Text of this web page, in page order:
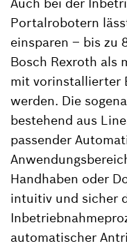
Portalrobotern
einsparen – bis zu
Bosch Rexroth als
mit vorinstallierter
werden. Die
bestehend aus
passender
Handhaben oder
intuitiv und sicher
automatischer